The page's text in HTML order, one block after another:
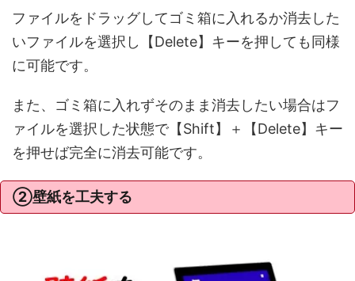
ファイルをドラッグしてゴミ箱に入れるか消去した
いファイルを選択し【Delete】キーを押しても同様
に可能です。
また、ゴミ箱に入れずそのまま消去したい場合はフ
ァイルを選択した状態で【Shift】＋【Delete】キー
を押せば完全に消去可能です。
②壁紙を工夫する